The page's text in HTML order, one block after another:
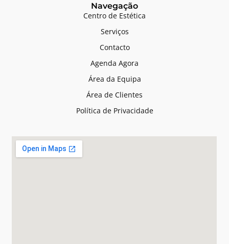
Navegação
Centro de Estética
Serviços
Contacto
Agenda Agora
Área da Equipa
Área de Clientes
Política de Privacidade